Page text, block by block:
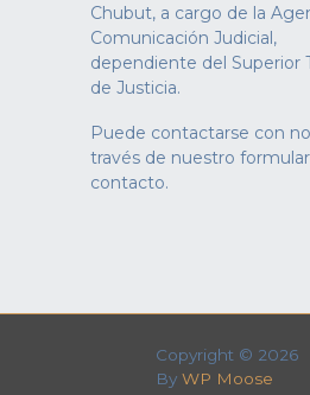
Chubut, a cargo de la
Comunicación Judicial,
dependiente del Superior
de Justicia.
Puede contactarse con
través de nuestro
contacto.
Copyright © 2026
By WP Moose